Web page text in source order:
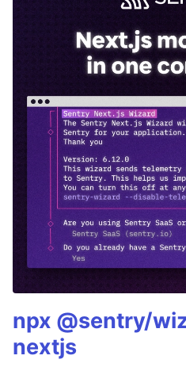
npx @sentry/
nextjs